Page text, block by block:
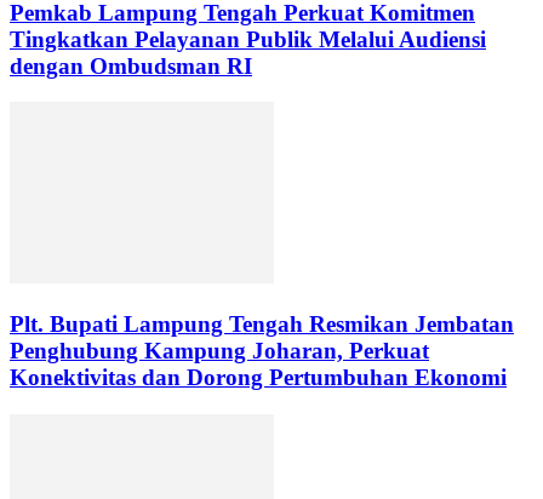
Pemkab Lampung Tengah Perkuat Komitmen
Tingkatkan Pelayanan Publik Melalui Audiensi
dengan Ombudsman RI
Plt. Bupati Lampung Tengah Resmikan Jembatan
Penghubung Kampung Joharan, Perkuat
Konektivitas dan Dorong Pertumbuhan Ekonomi